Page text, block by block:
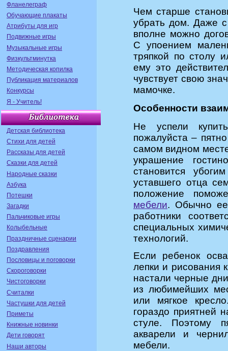
Фланелеграф
Обучающие плакаты
Атрибуты для игр
Подвижные игры
Музыкальные игры
Физкультминутка
Методическая копилка
Публикация материалов
Конкурсы
Я - Учитель!
Детская библиотека
Стихи для детей
Рассказы для детей
Сказки для детей
Народные сказки
Азбука
Потешки
Загадки
Пальчиковые игры
Колыбельные
Праздничные сценарии
Поздравления
Пословицы и поговорки
Скороговорки
Чистоговорки
Считалки
Частушки для детей
Приметы
Книжные новинки
Дети говорят
Наши авторы
Чем старше
убрать дом. Даже
вполне можно
С упоением
тряпкой по столу
ему это
чувствует свою
мамочке.
Особенности
Не успели
пожалуйста –
самом видном
украшение
становится
уставшего отца
положение
мебели. Обычно ее
работники
специальных
технологий.
Если ребенок
лепки и рисования
настали черные
из любимейших
или мягкое
гораздо приятней
стуле. Поэтому
акварели и
мебели.